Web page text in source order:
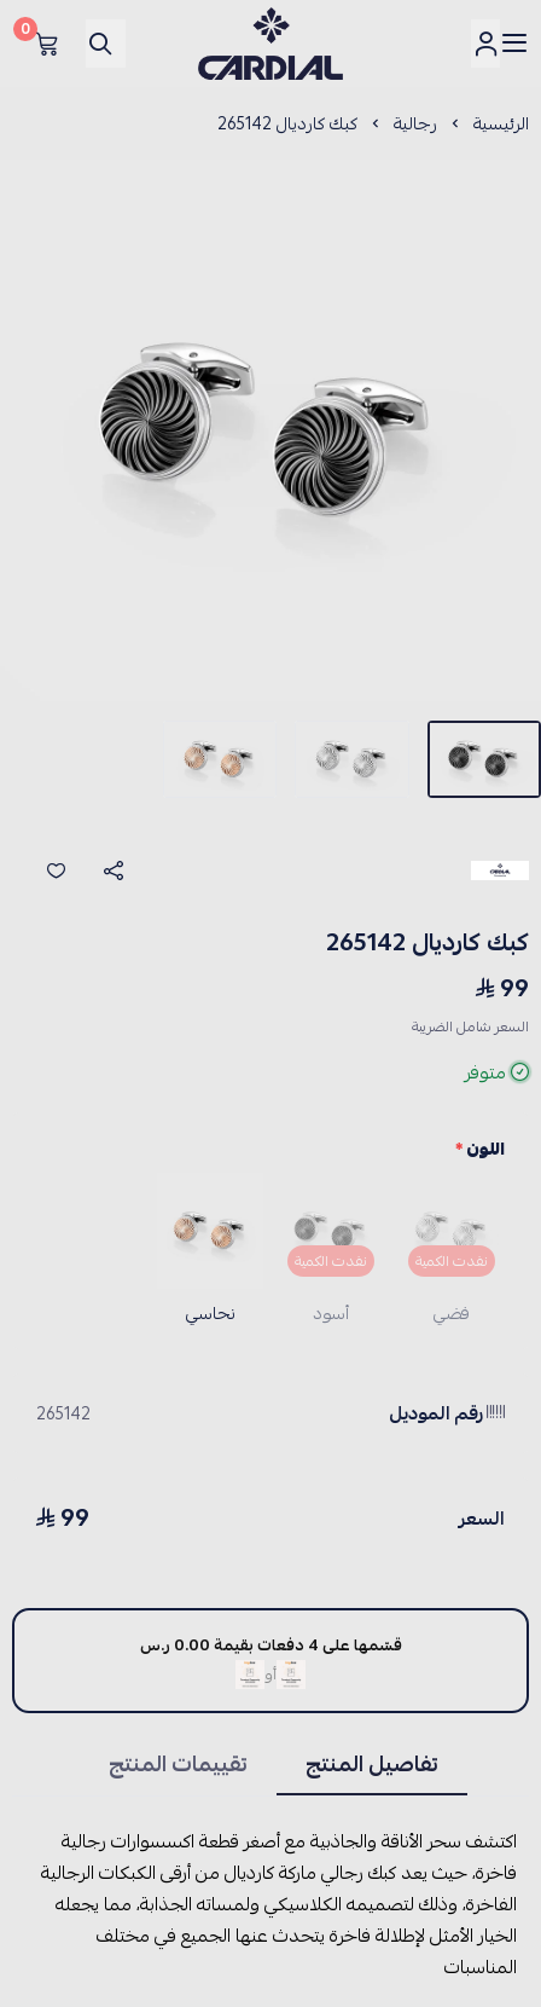
كارديــال
0
الرئيسية رجالية كبك كارديال 265142
كبك كارديال 265142
99
السعر شامل الضريبة
متوفر
اللون*
نفدت الكمية
فضي
نفدت الكمية
أسود نحاسي
رقم الموديل 265142
السعر 99
قسّمها على 4 دفعات بقيمة 0.00 ر.س
أو
تفاصيل المنتج تقييمات المنتج
اكتشف سحر الأناقة والجاذبية مع أصغر قطعة اكسسوارات رجالية
فاخرة، حيث يعد كبك رجالي ماركة كارديال من أرقى الكبكات الرجالية
الفاخرة، وذلك لتصميمه الكلاسيكي ولمساته الجذابة، مما يجعله
الخيار الأمثل لإطلالة فاخرة يتحدث عنها الجميع في مختلف
المناسبات